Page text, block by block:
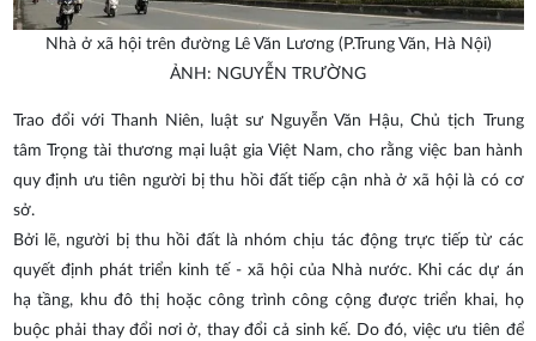
Nhà ở xã hội trên đường Lê Văn Lương (P.Trung Văn, Hà Nội)
ẢNH: NGUYỄN TRƯỜNG
Trao đổi với Thanh Niên, luật sư Nguyễn Văn Hậu, Chủ tịch Trung
tâm Trọng tài thương mại luật gia Việt Nam, cho rằng việc ban hành
quy định ưu tiên người bị thu hồi đất tiếp cận nhà ở xã hội là có cơ
sở.
Bởi lẽ, người bị thu hồi đất là nhóm chịu tác động trực tiếp từ các
quyết định phát triển kinh tế - xã hội của Nhà nước. Khi các dự án
hạ tầng, khu đô thị hoặc công trình công cộng được triển khai, họ
buộc phải thay đổi nơi ở, thay đổi cả sinh kế. Do đó, việc ưu tiên để